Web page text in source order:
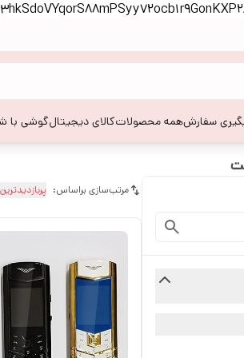
سفارشهمه محصولاتکالای دیجیتالگوشی با
مرتب‌سازی براساس: پربازدیدترین